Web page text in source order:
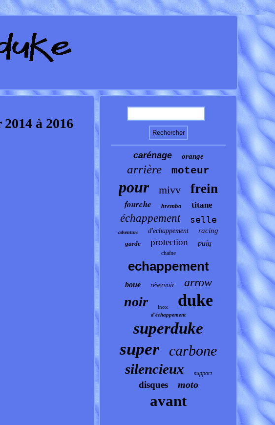
à 2016
carénage orange
arrière moteur
pour mivv frein
fourche brembo titane
échappement selle
adventure d'echappement racing
garde protection puig
chaîne
echappement
boue réservoir arrow
noir inox duke
d'échappement
superduke
super carbone
silencieux support
disques moto
avant